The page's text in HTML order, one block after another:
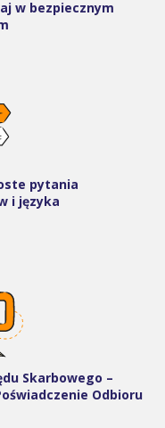
w bezpiecznym
pytania
i języka
Skarbowego –
Odbioru